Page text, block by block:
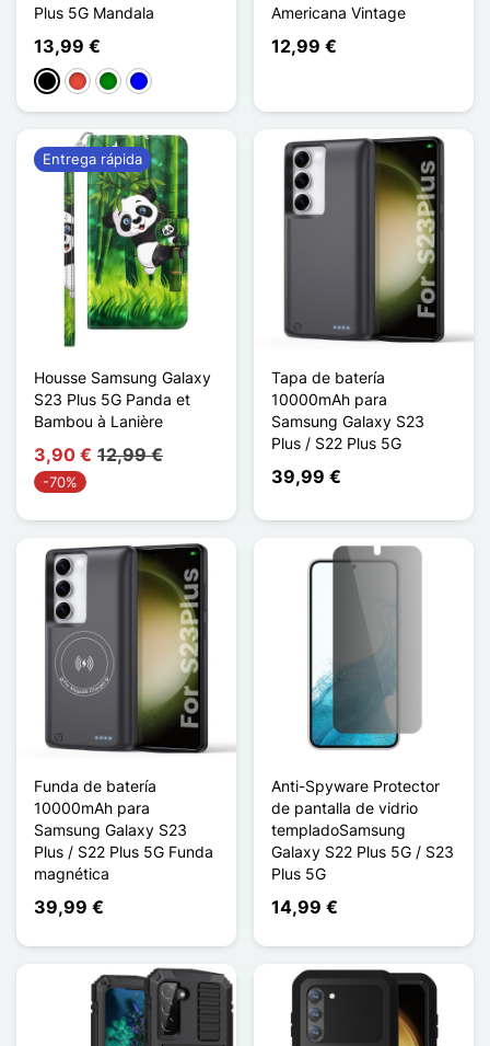
Plus 5G Mandala
13,99 €
NegroRojoVerdeAzul
Americana Vintage
12,99 €
Housse Samsung Galaxy
S23 Plus 5G Panda et
Bambou à Lanière
3,90 € 12,99 €
-70%
Entrega rápida
Tapa de batería
10000mAh para
Samsung Galaxy S23
Plus / S22 Plus 5G
39,99 €
Funda de batería
10000mAh para
Samsung Galaxy S23
Plus / S22 Plus 5G Funda
magnética
39,99 €
Anti-Spyware Protector
de pantalla de vidrio
templadoSamsung
Galaxy S22 Plus 5G / S23
Plus 5G
14,99 €